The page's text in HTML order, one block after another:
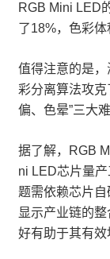
RGB Mini LED
了18%，色彩体
值得注意的是
彩分离算法攻
偏、色晕”三大
据了解，RGB
ni LED芯片量
题需依赖芯片
显示产业链的
好有助于其有效